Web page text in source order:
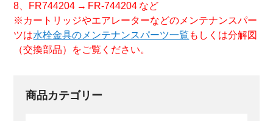
8、FR744204 → FR-744204 など
※カートリッジやエアレーターなどのメンテナンスパー
ツは水栓金具のメンテナンスパーツ一覧 もしくは分解図
（交換部品）をご覧ください。
商品カテゴリー